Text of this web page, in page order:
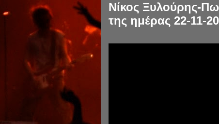
Νίκος Ξυλούρης-
της ημέρας 22-11-